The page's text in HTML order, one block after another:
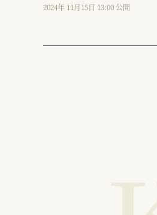
2024年 11月15日 13:00 公開